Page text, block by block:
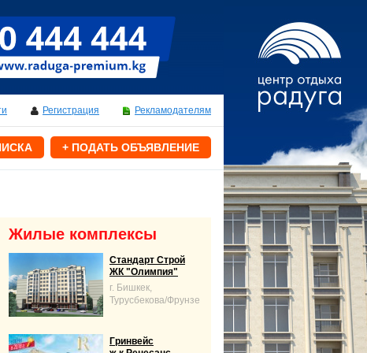
Регистрация Рекламодателям
+ ПОДАТЬ ОБЪЯВЛЕНИЕ
Жилые комплексы
Стандарт Строй
ЖК "Олимпия"
г. Бишкек,
Турусбекова/Фрунзе
Гринвейс